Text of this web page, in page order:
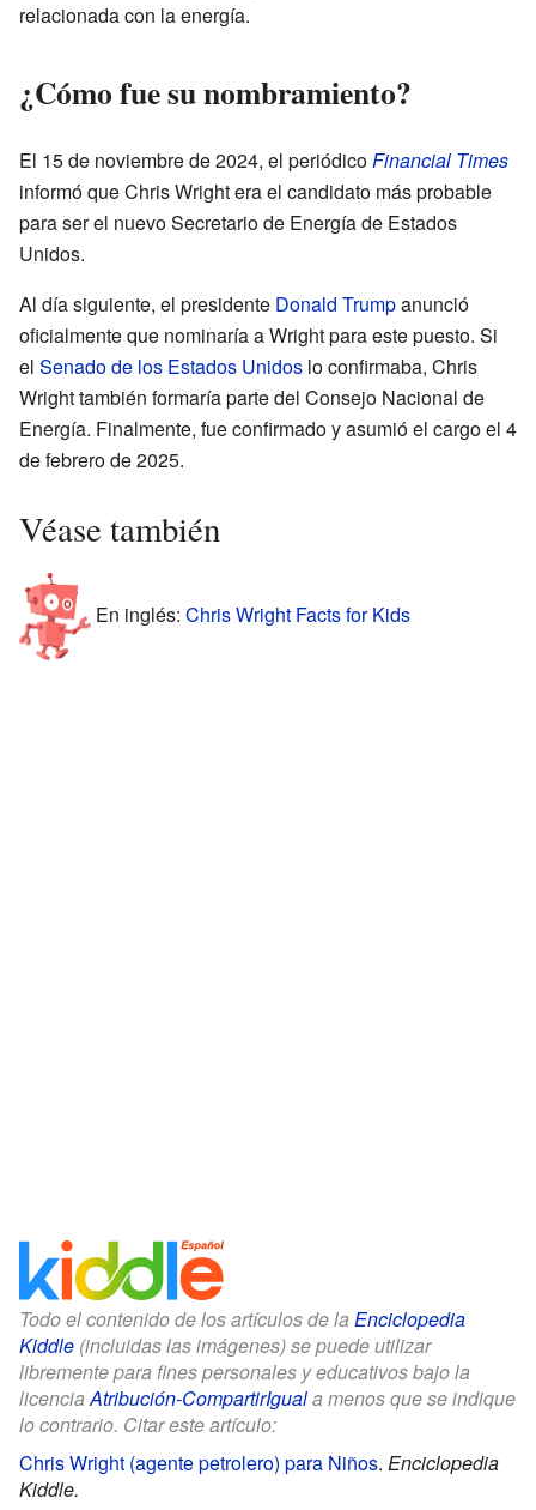
relacionada con la energía.
¿Cómo fue su nombramiento?
El 15 de noviembre de 2024, el periódicoFinancial Times
informó que Chris Wright era el candidato más probable
para ser el nuevo Secretario de Energía de Estados
Unidos.
Al día siguiente, el presidente Donald Trumpanunció
oficialmente que nominaría a Wright para este puesto. Si
el Senado de los Estados Unidos lo confirmaba, Chris
Wright también formaría parte del Consejo Nacional de
Energía. Finalmente, fue confirmado y asumió el cargo el 4
de febrero de 2025.
Véase también
En inglés: Chris Wright Facts for Kids
Todo el contenido de los artículos de la Enciclopedia
Kiddle (incluidas las imágenes) se puede utilizar
libremente para fines personales y educativos bajo la
licenciaAtribución-CompartirIguala menos que se indique
lo contrario. Citar este artículo:
Chris Wright (agente petrolero) para Niños. Enciclopedia
Kiddle.